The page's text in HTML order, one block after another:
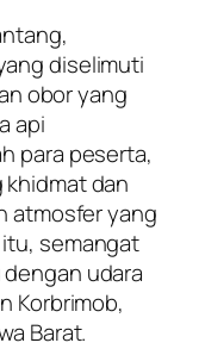
diselimuti
obor yang
api
para peserta,
dan
atmosfer yang
semangat
udara
Korbrimob,
Barat.